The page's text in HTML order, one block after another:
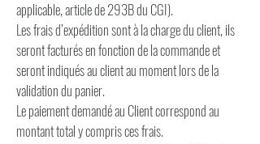
applicable, article de 293B du CGI).
Les frais d’expédition sont à la charge du client, ils
seront facturés en fonction de la commande et
seront indiqués au client au moment lors de la
validation du panier.
Le paiement demandé au Client correspond au
montant total y compris ces frais.